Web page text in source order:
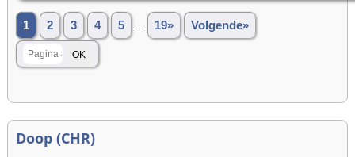
1 2 3 4 5 19» Volgende»
Doop (CHR)